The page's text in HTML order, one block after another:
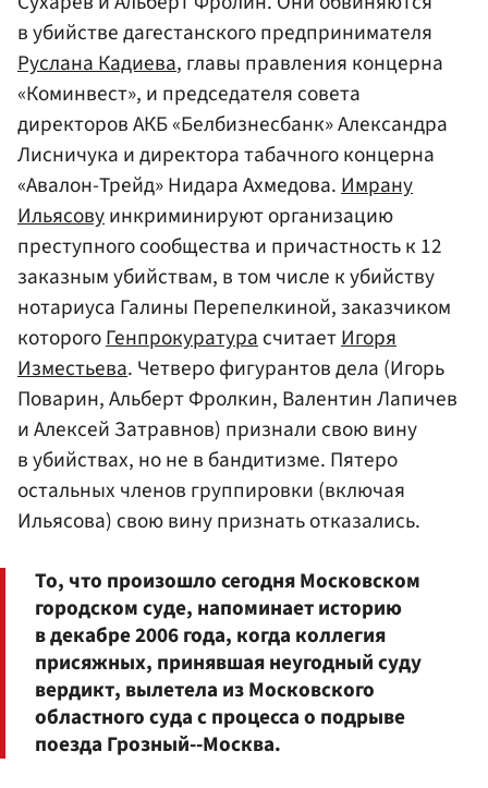
в убийстве дагестанского предпринимателя
Руслана Кадиева, главы правления концерна
«Коминвест», и председателя совета
директоров АКБ «Белбизнесбанк» Александра
Лисничука и директора табачного концерна
«Авалон-Трейд» Нидара Ахмедова.Имрану
Ильясовуинкриминируют организацию
преступного сообщества и причастность к 12
заказным убийствам, в том числе к убийству
нотариуса Галины Перепелкиной, заказчиком
которогоГенпрокуратурасчитаетИгоря
Изместьева. Четверо фигурантов дела (Игорь
Поварин, Альберт Фролкин, Валентин Лапичев
и Алексей Затравнов) признали свою вину
в убийствах, но не в бандитизме. Пятеро
остальных членов группировки (включая
Ильясова) свою вину признать отказались.
То, что произошло сегодня Московском
городском суде, напоминает историю
в декабре 2006 года, когда коллегия
присяжных, принявшая неугодный суду
вердикт, вылетела из Московского
областного суда с процесса о подрыве
поезда Грозный--Москва.